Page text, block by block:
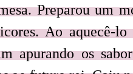
Preparou um
Ao aquecê-
apurando os